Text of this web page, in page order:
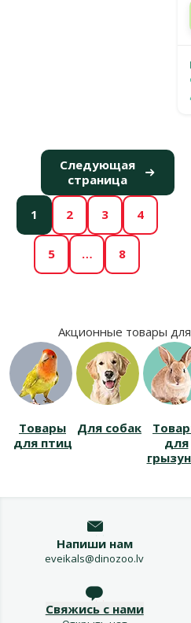
1 2 3 4
5 … 8
Следующая
страница
Акционные товары
Товары
для птиц
Для собак
для
Напиши нам
eveikals@dinozoo.lv
Свяжись с нами